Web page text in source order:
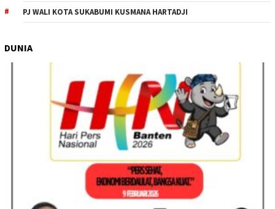
PJ WALI KOTA SUKABUMI KUSMANA HARTADJI
DUNIA